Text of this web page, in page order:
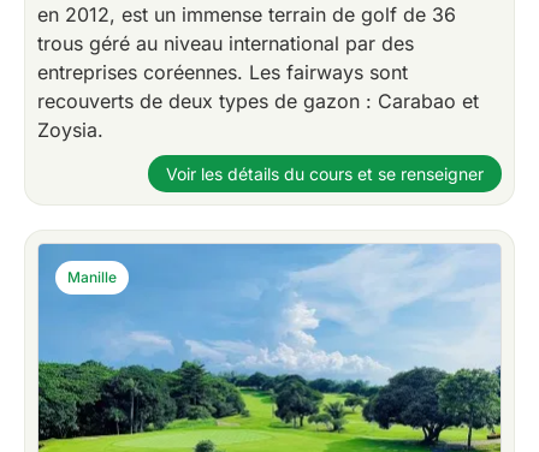
en 2012, est un immense terrain de golf de 36
trous géré au niveau international par des
entreprises coréennes. Les fairways sont
recouverts de deux types de gazon : Carabao et
Zoysia.
Voir les détails du cours et se renseigner
Manille